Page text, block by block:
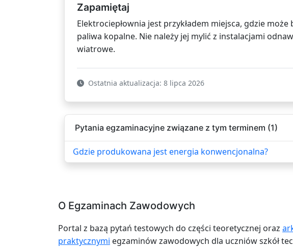
Zapamiętaj
Elektrociepłownia jest przykładem miejsca, gdzie
paliwa kopalne. Nie należy jej mylić z instalacjami
wiatrowe.
Ostatnia aktualizacja: 8 lipca 2026
Pytania egzaminacyjne związane z tym terminem (1)
Gdzie produkowana jest energia konwencjonalna?
O Egzaminach Zawodowych
Portal z bazą pytań testowych do części teoretycznej oraz
praktycznymi egzaminów zawodowych dla uczniów szkół